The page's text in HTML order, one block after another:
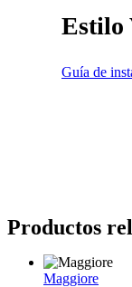
Estilo
Guía de
Productos
Maggiore